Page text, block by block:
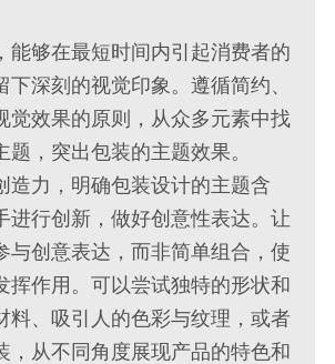
能够在最短时间内引起消费者的
下深刻的视觉印象。遵循简约、
觉效果的原则，从众多元素中找
题，突出包装的主题效果。
造力，明确包装设计的主题含
进行创新，做好创意性表达。让
与创意表达，而非简单组合，使
挥作用。可以尝试独特的形状和
料、吸引人的色彩与纹理，或者
，从不同角度展现产品的特色和